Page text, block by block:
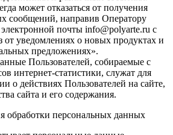
может отказаться от получения
сообщений, направив Оператору
почты info@polyarte.ru с
от уведомлениях о новых продуктах и
предложениях».
Пользователей, собираемые с
интернет-статистики, служат для
о действиях Пользователей на сайте,
сайта и его содержания.
обработки персональных данных